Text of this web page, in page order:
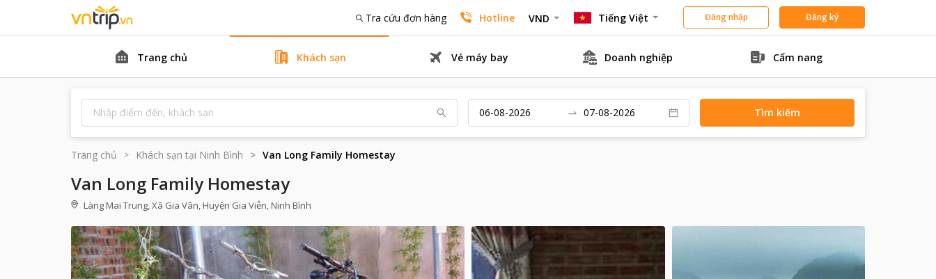
Tra cứu đơn hàng Hotline VND Tiếng Việt Đăng nhập Đăng ký
Trang chủ Khách sạn Vé máy bay Doanh nghiệp Cẩm nang
Tìm kiếm
Trang chủ Khách sạn tại Ninh Bình Van Long Family Homestay
Van Long Family Homestay
Làng Mai Trung, Xã Gia Vân, Huyện Gia Viễn, Ninh Bình